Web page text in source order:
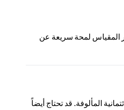
المقياس لمحة سريعة عن
المألوفة. قد تحتاج أيضاً